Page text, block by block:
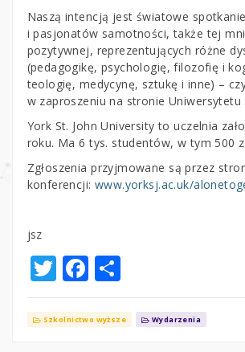
Naszą intencją jest światowe
i pasjonatów samotności, także tej
pozytywnej, reprezentujących różne
(pedagogikę, psychologię, filozofię i
teologię, medycynę, sztukę i inne) –
w zaproszeniu na stronie Uniwersytetu
York St. John University to uczelnia
roku. Ma 6 tys. studentów, w tym 500
Zgłoszenia przyjmowane są przez
konferencji: www.yorksj.ac.uk/
jsz
T
w
it
F
a
c
S
h
ar
Szkolnictwo wyższe Wydarzenia